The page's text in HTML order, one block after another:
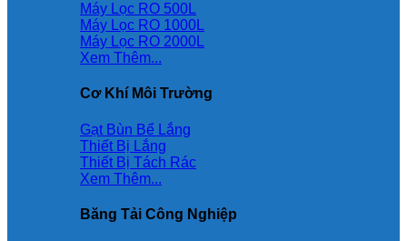
Máy Lọc RO 500L
Máy Lọc RO 1000L
Máy Lọc RO 2000L
Xem Thêm...
Cơ Khí Môi Trường
Gạt Bùn Bể Lắng
Thiết Bị Lắng
Thiết Bị Tách Rác
Xem Thêm...
Băng Tải Công Nghiệp